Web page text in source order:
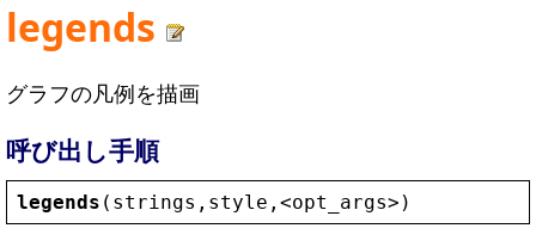
legends
グラフの凡例を描画
呼び出し手順
legends ( strings , style , <opt_args> )